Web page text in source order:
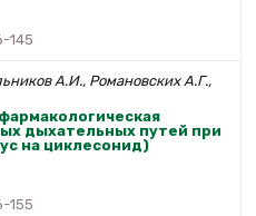
145
А.И., Романовских А.Г.,
дыхательных путей при
на циклесонид)
155